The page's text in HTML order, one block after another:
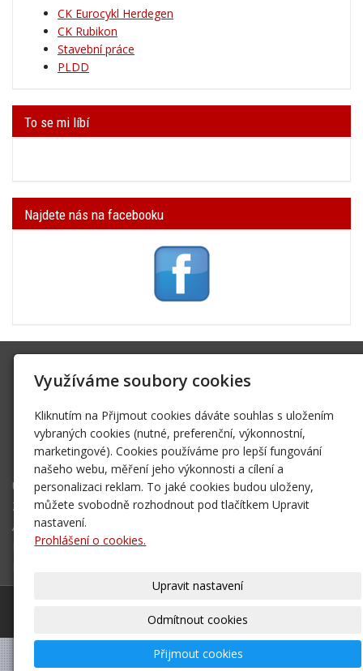
CK Eurocykl Herdegen
CK Rubikon
Stavební práce
PLDD
To se mi líbí
Najdete nás na facebooku
Na Spádu 2069/9, 40011 Ústí nad Labem
sktrifid@sktrifid.cz
606 64 64 99
475 504 457
Úvodní stránka
Ze života klubu
Archiv 2002 - 2006
Mapa destinací - NOVÉ!
webové stránkys AI,doména
Využíváme soubory cookies
Kliknutím na Přijmout cookies dáváte souhlas s uložením
vybraných cookies (nutné, preferenční, výkonnostní,
marketingové). Cookies používáme pro lepší fungování
našeho webu, měření jeho výkonnosti a cílení a
personalizaci reklam. To jaké cookies budou uloženy,
můžete svobodně rozhodnout pod tlačítkem Upravit
nastavení.
Prohlášení o cookies.
Upravit nastavení
Odmítnout cookies
Přijmout cookies